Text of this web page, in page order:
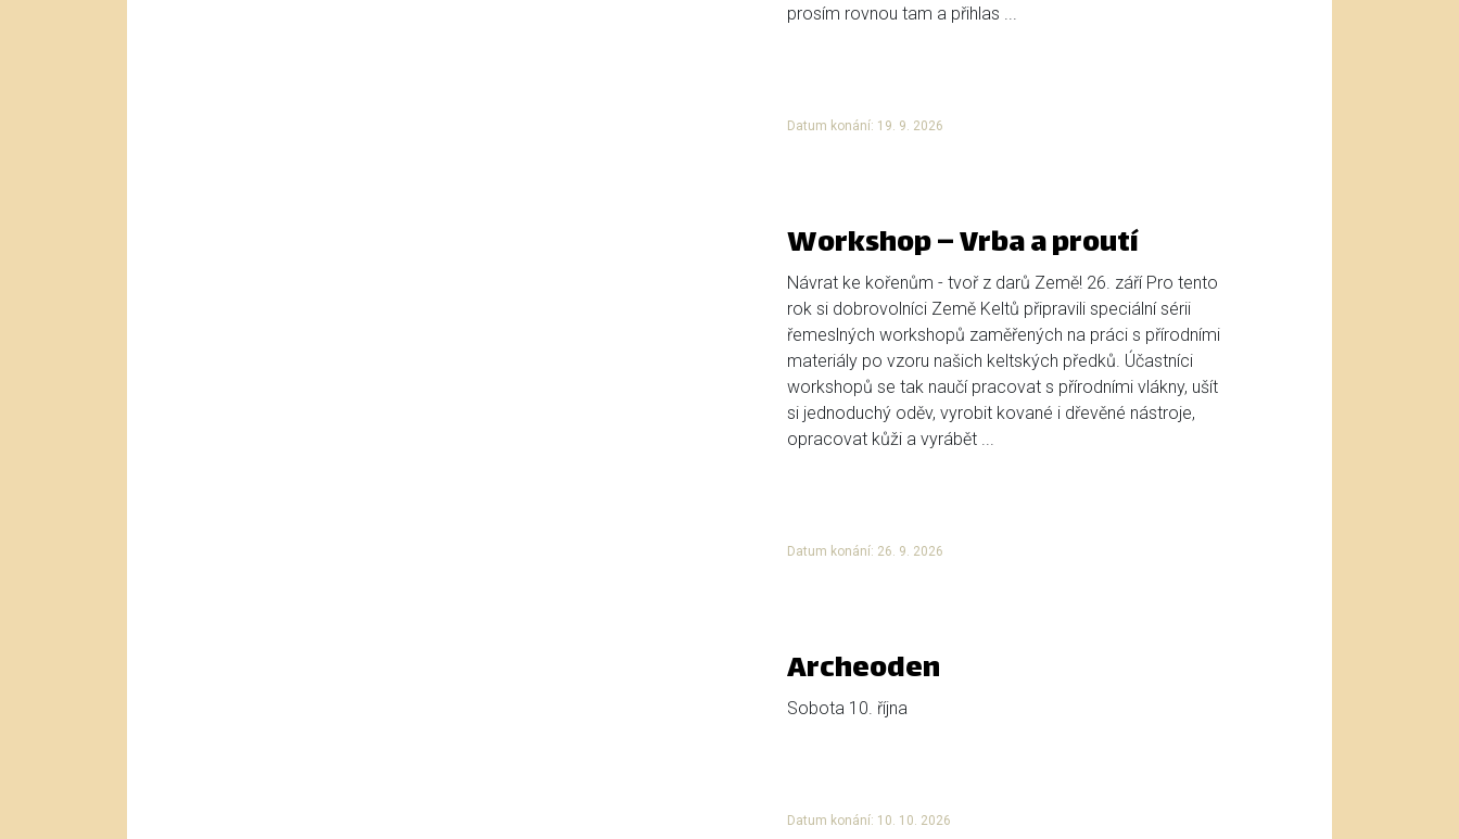
prosím rovnou tam a přihlas ...
Datum konání: 19. 9. 2026
Workshop – Vrba a proutí
Návrat ke kořenům - tvoř z darů Země! 26. září Pro tento
rok si dobrovolníci Země Keltů připravili speciální sérii
řemeslných workshopů zaměřených na práci s přírodními
materiály po vzoru našich keltských předků. Účastníci
workshopů se tak naučí pracovat s přírodními vlákny, ušít
si jednoduchý oděv, vyrobit kované i dřevěné nástroje,
opracovat kůži a vyrábět ...
Datum konání: 26. 9. 2026
Archeoden
Sobota 10. října
Datum konání: 10. 10. 2026